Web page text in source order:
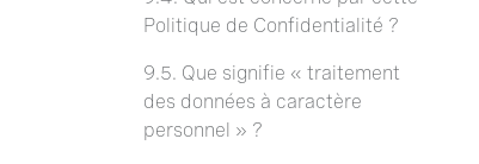
Politique de Confidentialité ?
9.5. Que signifie « traitement
des données à caractère
personnel » ?